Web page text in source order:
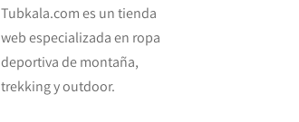
Tubkala.com es un tienda
web especializada en ropa
deportiva de montaña,
trekking y outdoor.